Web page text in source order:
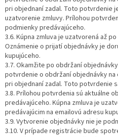
pri objednaní zadal. Toto potvrdenie
uzatvorenie zmluvy. Prílohou
podmienky predávajúceho.
3.6. Kúpna zmluva je uzatvorená až
Oznámenie o prijatí objednávky je
kupujúceho.
3.7. Okamžite po obdržaní
potvrdenie o obdržaní objednávky
pri objednaní zadal. Toto potvrdenie
3.8. Prílohou potvrdenia sú aktuálne
predávajúceho. Kúpna zmluva je
predávajúcim na emailovú adresu
3.9. Vytvorenie objednávky nie je
3.10. V prípade registrácie bude